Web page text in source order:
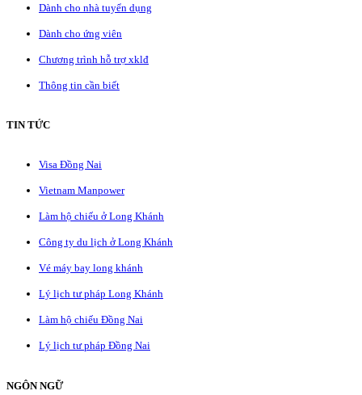
Dành cho nhà tuyển dụng
Dành cho ứng viên
Chương trình hỗ trợ xklđ
Thông tin cần biết
TIN TỨC
Visa Đồng Nai
Vietnam Manpower
Làm hộ chiếu ở Long Khánh
Công ty du lịch ở Long Khánh
Vé máy bay long khánh
Lý lịch tư pháp Long Khánh
Làm hộ chiếu Đồng Nai
Lý lịch tư pháp Đồng Nai
NGÔN NGỮ